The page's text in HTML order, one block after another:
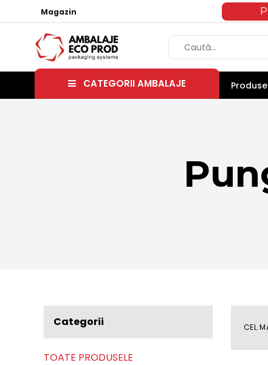
Magazin
CATEGORII AMBALAJE
Categorii
TOATE PRODUSELE
CEL